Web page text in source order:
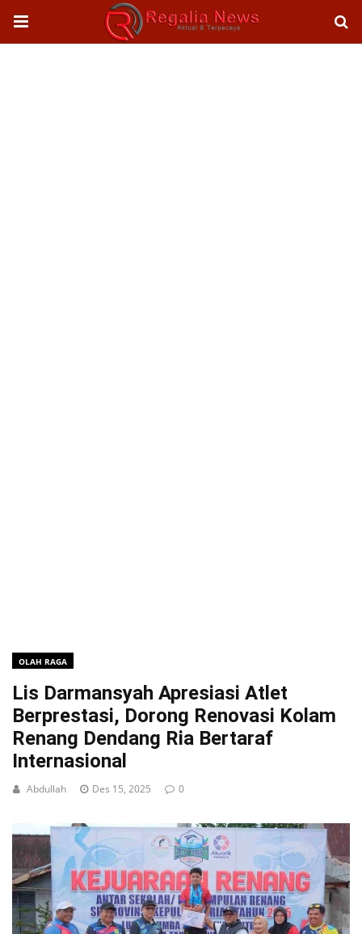
OLAH RAGA
Lis Darmansyah Apresiasi Atlet
Berprestasi, Dorong Renovasi Kolam
Renang Dendang Ria Bertaraf
Internasional
Abdullah Des 15, 2025 0